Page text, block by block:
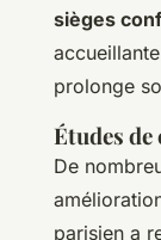
sièges
prolonge
Études
De
parisien a